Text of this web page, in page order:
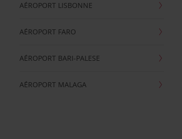
AÉROPORT LISBONNE
AÉROPORT FARO
AÉROPORT BARI-PALESE
AÉROPORT MALAGA